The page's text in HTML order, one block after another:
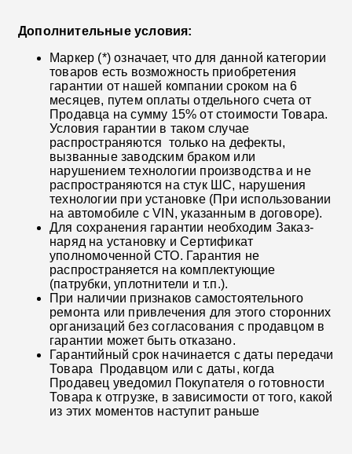
Дополнительные условия:
Маркер (*) означает, что для данной категории
товаров есть возможность приобретения
гарантии от нашей компании сроком на 6
месяцев, путем оплаты отдельного счета от
Продавца на сумму 15% от стоимости Товара.
Условия гарантии в таком случае
распространяются только на дефекты,
вызванные заводским браком или
нарушением технологии производства и не
распространяются на стук ШС, нарушения
технологии при установке (При использовании
на автомобиле с VIN, указанным в договоре).
Для сохранения гарантии необходим Заказ-
наряд на установку и Сертификат
уполномоченной СТО. Гарантия не
распространяется на комплектующие
(патрубки, уплотнители и т.п.).
При наличии признаков самостоятельного
ремонта или привлечения для этого сторонних
организаций без согласования с продавцом в
гарантии может быть отказано.
Гарантийный срок начинается с даты передачи
Товара Продавцом или с даты, когда
Продавец уведомил Покупателя о готовности
Товара к отгрузке, в зависимости от того, какой
из этих моментов наступит раньше